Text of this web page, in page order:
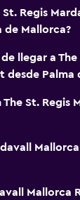
Regis
de Mallorca?
llegar a The
desde Palma
St. Regis
Mallorca